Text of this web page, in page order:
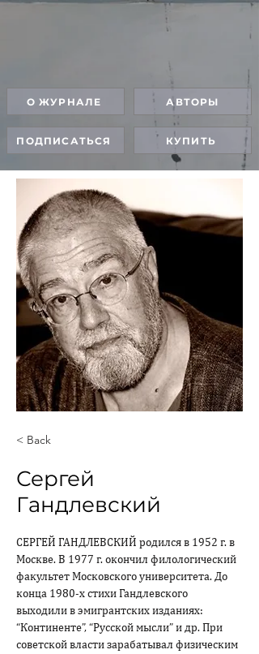
О ЖУРНАЛЕ АВТОРЫ
ПОДПИСАТЬСЯ КУПИТЬ
< Back
Сергей
Гандлевский
СЕРГЕЙ ГАНДЛЕВСКИЙ родился в 1952 г. в
Москве. В 1977 г. окончил филологический
факультет Московского университета. До
конца 1980-х стихи Гандлевского
выходили в эмигрантских изданиях:
“Континенте”, “Русской мысли” и др. При
советской власти зарабатывал физическим